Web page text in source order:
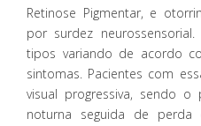
Retinose Pigmentar, e
por surdez
tipos variando de acordo
sintomas. Pacientes com
visual progressiva, sendo
noturna seguida de perda